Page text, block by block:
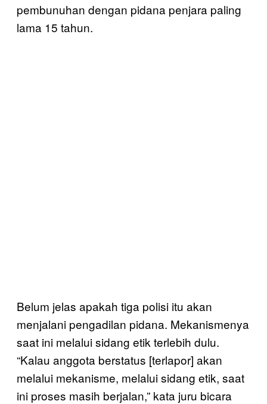
pembunuhan dengan pidana penjara paling
lama 15 tahun.
Belum jelas apakah tiga polisi itu akan
menjalani pengadilan pidana. Mekanismenya
saat ini melalui sidang etik terlebih dulu.
“Kalau anggota berstatus [terlapor] akan
melalui mekanisme, melalui sidang etik, saat
ini proses masih berjalan,” kata juru bicara